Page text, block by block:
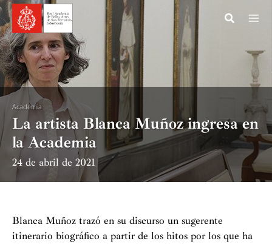
Ir
al
contenido
Academia
La artista Blanca Muñoz ingresa en
la Academia
24 de abril de 2021
Blanca Muñoz trazó en su discurso un sugerente
itinerario biográfico a partir de los hitos por los que ha